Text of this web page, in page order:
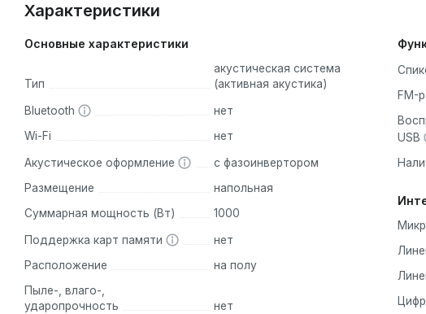
Характеристики
Основные характеристики
Тип
акустическая система
(активная акустика)
Bluetooth
нет
Wi-Fi
нет
Акустическое оформление
с фазоинвертором
Размещение
напольная
Суммарная мощность (Вт)
1000
Поддержка карт памяти
нет
Расположение
на полу
Пыле-, влаго-,
ударопрочность
нет
FM-
USB